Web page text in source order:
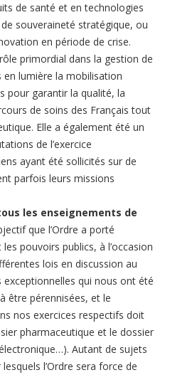
de santé et en technologies
souveraineté stratégique, ou
en période de crise.
primordial dans la gestion de
en lumière la mobilisation
pour garantir la qualité, la
de soins des Français tout
Elle a également été un
de l’exercice
ayant été sollicités sur de
parfois leurs missions
les enseignements de
que l’Ordre a porté
pouvoirs publics, à l’occasion
lois en discussion au
qui nous ont été
être pérennisées, et le
nos exercices respectifs doit
pharmaceutique et le dossier
Autant de sujets
l’Ordre sera force de